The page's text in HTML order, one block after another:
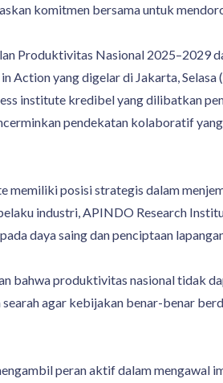
komitmen bersama untuk
Produktivitas Nasional 2025–2029
Action yang digelar di Jakarta,
institute kredibel yang dilibatkan
pendekatan kolaboratif
memiliki posisi strategis dalam
industri, APINDO Research
daya saing dan penciptaan
bahwa produktivitas nasional tidak
agar kebijakan benar-benar
peran aktif dalam mengawal